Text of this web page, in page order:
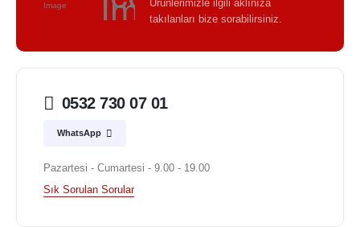
Ürünlerimizle ilgili aklınıza
takılanları bize sorabilirsiniz.
0532 730 07 01
WhatsApp
Pazartesi - Cumartesi - 9.00 - 19.00
Sık Sorulan Sorular